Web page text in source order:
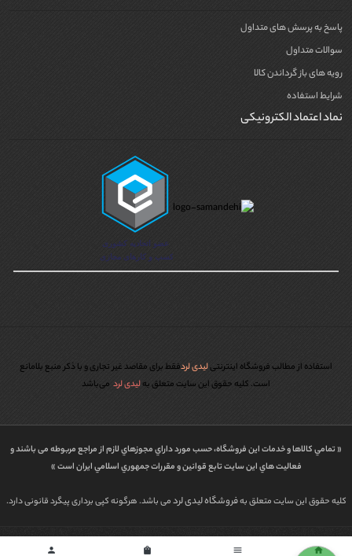
پاسخ به پرسش های متداول
سوالات متداول
رویه های باز گرداندن کالا
شرایط استفاده
نماد اعتماد الکترونیکی
استفاده از مطالب فروشگاه اینترنتیلیدی لردفقط برای مقاصد غیر تجاری و با ذکر منبع بلامانع
است. کليه حقوق اين سايت متعلق بهلیدی لرد می‌باشد
« تمامي كالاها و خدمات اين فروشگاه، حسب مورد داراي مجوزهاي لازم از مراجع مربوطه می باشند و
فعاليت هاي اين سايت تابع قوانين و مقررات جمهوري اسلامي ايران است »
کلیه حقوق این سایت متعلق بهفروشگاه لیدی لردمی باشد. هرگونه کپی برداری پیگرد قانونی دارد.
طراحی شده توسط | پاورگرافhome
menu
shopping_bag
person